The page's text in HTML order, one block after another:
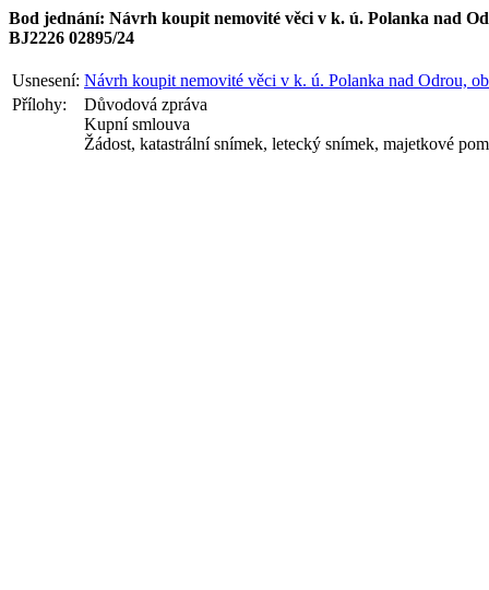
Bod jednání: Návrh koupit nemovité věci v k. ú. Polanka nad
BJ2226 02895/24
Usnesení: Návrh koupit nemovité věci v k. ú. Polanka nad Odrou,
Přílohy:
Důvodová zpráva
Kupní smlouva
Žádost, katastrální snímek, letecký snímek, majetkové